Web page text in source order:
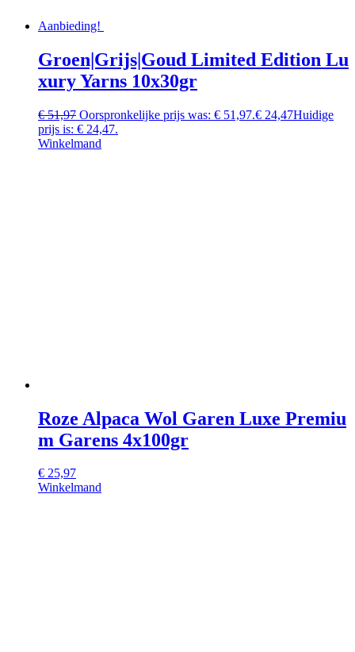
Aanbieding!
Groen|Grijs|Goud Limited Edition Lu
xury Yarns 10x30gr
€51,97 Oorspronkelijke prijs was: € 51,97.€ 24,47Huidige
prijs is: € 24,47.
Winkelmand
Roze Alpaca Wol Garen Luxe Premiu
m Garens 4x100gr
€ 25,97
Winkelmand